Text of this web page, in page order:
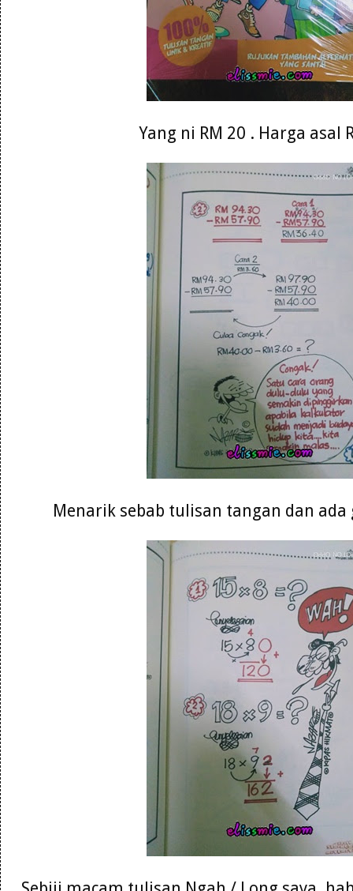
Yang ni RM 20 . Harga asal
Menarik sebab tulisan tangan dan